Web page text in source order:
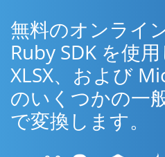
無料のオンライ
Ruby SDK を使
XLSX、および
のいくつかの一
で変換します。